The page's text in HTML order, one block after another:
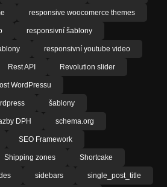
responsive woocomerce themes
responsivní šablony
responsivní youtube video
Rest API Revolution slider
WordPressu
šablony
DPH schema.org
SEO Framework
Shipping zones Shortcake
sidebars single_post_title